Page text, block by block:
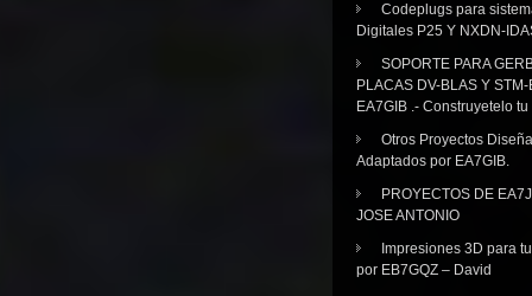
Codeplugs para
Digitales P25 Y NXDN-
SOPORTE PARA
PLACAS DV-BLAS Y
EA7GIB .- Construyetelo
Otros Proyectos
Adaptados por EA7GIB.
PROYECTOS DE
JOSE ANTONIO
Impresiones 3D para
por EB7GQZ – David